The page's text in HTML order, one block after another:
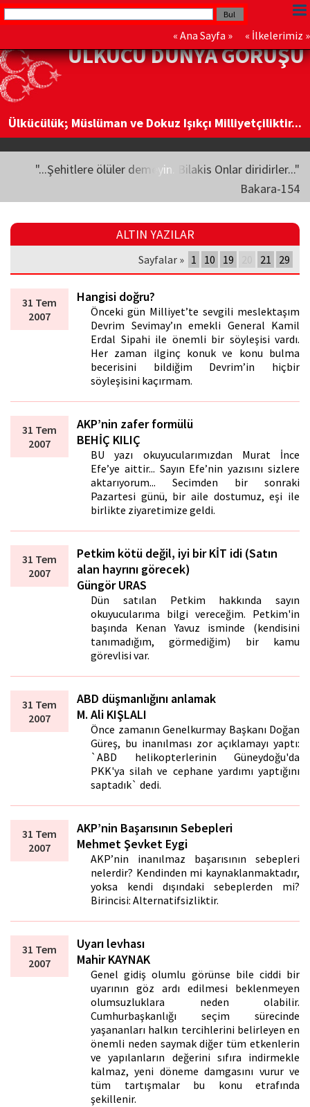
« Ana Sayfa » « İlkelerimiz »
ÜLKÜCÜ DÜNYA GÖRÜŞÜ
Ülkücülük; Müslüman ve Dokuz Işıkçı Milliyetçiliktir...
"...Şehitlere ölüler demeyin. Bilakis Onlar diridirler..."
Bakara-154
ALTIN YAZILAR
Sayfalar » 1 10 19 21 29
31 Tem
2007
Hangisi doğru?
Önceki gün Milliyet’te sevgili meslektaşım
Devrim Sevimay’ın emekli General Kamil
Erdal Sipahi ile önemli bir söyleşisi vardı.
Her zaman ilginç konuk ve konu bulma
becerisini bildiğim Devrim’in hiçbir
söyleşisini kaçırmam.
31 Tem
2007
AKP’nin zafer formülü
BEHİÇ KILIÇ
BU yazı okuyucularımızdan Murat İnce
Efe’ye aittir... Sayın Efe’nin yazısını sizlere
aktarıyorum... Secimden bir sonraki
Pazartesi günü, bir aile dostumuz, eşi ile
birlikte ziyaretimize geldi.
31 Tem
2007
Petkim kötü değil, iyi bir KİT idi (Satın
alan hayrını görecek)
Güngör URAS
Dün satılan Petkim hakkında sayın
okuyucularıma bilgi vereceğim. Petkim'in
başında Kenan Yavuz isminde (kendisini
tanımadığım, görmediğim) bir kamu
görevlisi var.
31 Tem
2007
ABD düşmanlığını anlamak
M. Ali KIŞLALI
Önce zamanın Genelkurmay Başkanı Doğan
Güreş, bu inanılması zor açıklamayı yaptı:
`ABD helikopterlerinin Güneydoğu'da
PKK'ya silah ve cephane yardımı yaptığını
saptadık` dedi.
31 Tem
2007
AKP’nin Başarısının Sebepleri
Mehmet Şevket Eygi
AKP’nin inanılmaz başarısının sebepleri
nelerdir? Kendinden mi kaynaklanmaktadır,
yoksa kendi dışındaki sebeplerden mi?
Birincisi: Alternatifsizliktir.
31 Tem
2007
Uyarı levhası
Mahir KAYNAK
Genel gidiş olumlu görünse bile ciddi bir
uyarının göz ardı edilmesi beklenmeyen
olumsuzluklara neden olabilir.
Cumhurbaşkanlığı seçim sürecinde
yaşananları halkın tercihlerini belirleyen en
önemli neden saymak diğer tüm etkenlerin
ve yapılanların değerini sıfıra indirmekle
kalmaz, yeni döneme damgasını vurur ve
tüm tartışmalar bu konu etrafında
şekillenir.